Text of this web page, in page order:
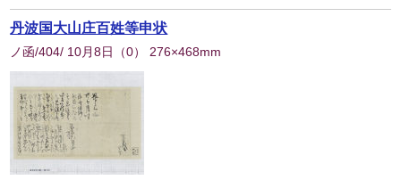
丹波国大山庄百姓等申状
ノ函/404/ 10月8日 （0） 276×468mm